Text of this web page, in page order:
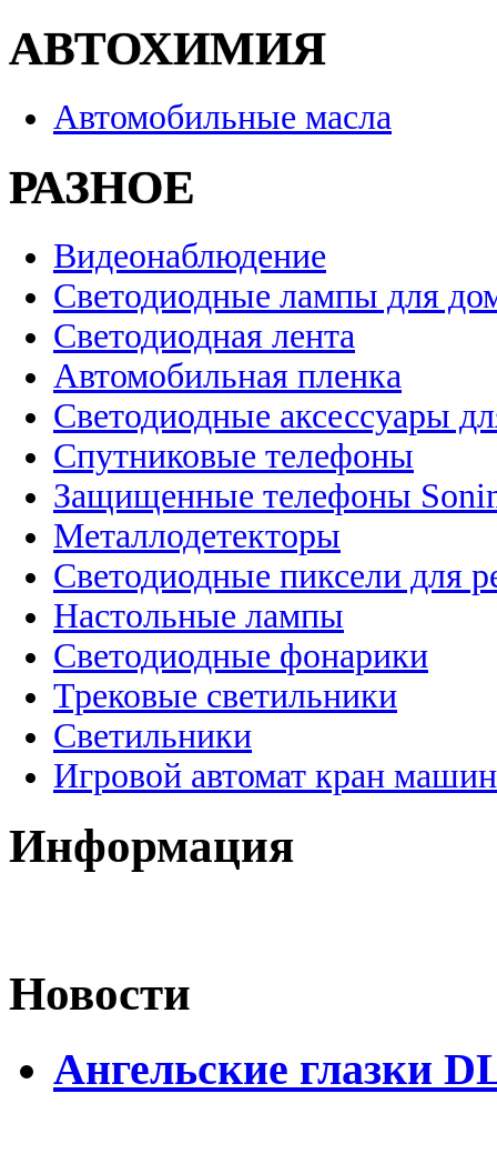
АВТОХИМИЯ
Автомобильные масла
РАЗНОЕ
Видеонаблюдение
Светодиодные лампы для
Светодиодная лента
Автомобильная пленка
Светодиодные аксессуары
Спутниковые телефоны
Защищенные телефоны
Металлодетекторы
Светодиодные пиксели для
Настольные лампы
Светодиодные фонарики
Трековые светильники
Светильники
Игровой автомат кран
Информация
Новости
Ангельские глазки